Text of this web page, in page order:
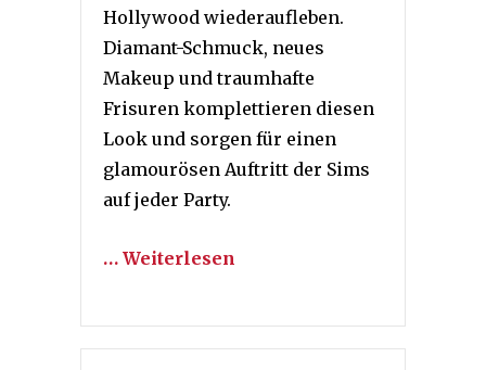
Hollywood wiederaufleben.
Diamant-Schmuck, neues
Makeup und traumhafte
Frisuren komplettieren diesen
Look und sorgen für einen
glamourösen Auftritt der Sims
auf jeder Party.
… Weiterlesen